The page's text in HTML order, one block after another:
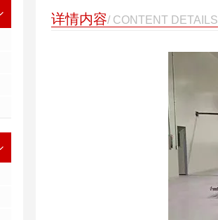
详情内容/ CONTENT DETAILS